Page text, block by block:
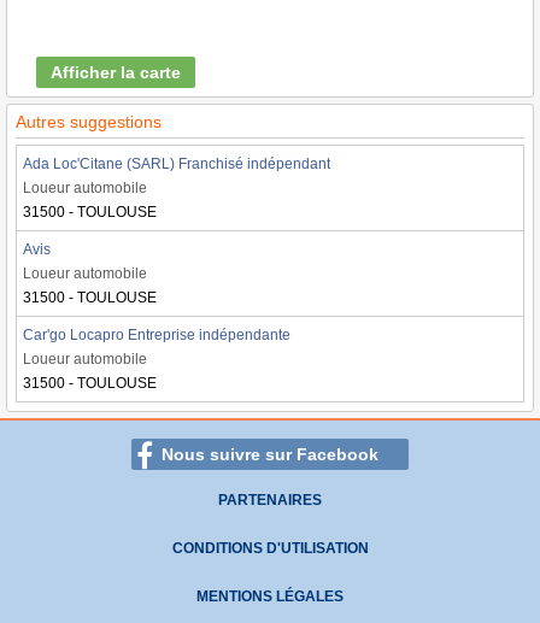
Afficher la carte
Autres suggestions
Ada Loc'Citane (SARL) Franchisé indépendant
Loueur automobile
31500 - TOULOUSE
Avis
Loueur automobile
31500 - TOULOUSE
Car'go Locapro Entreprise indépendante
Loueur automobile
31500 - TOULOUSE
Nous suivre sur Facebook
PARTENAIRES
CONDITIONS D'UTILISATION
MENTIONS LÉGALES